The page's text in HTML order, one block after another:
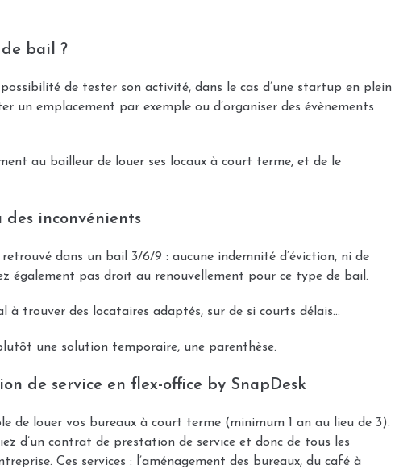
bail ?
de tester son activité, dans le cas d’une startup en plein
un emplacement par exemple ou d’organiser des évènements
au bailleur de louer ses locaux à court terme, et de le
inconvénients
dans un bail 3/6/9 : aucune indemnité d’éviction, ni de
également pas droit au renouvellement pour ce type de bail.
à trouver des locataires adaptés, sur de si courts délais…
une solution temporaire, une parenthèse.
de service en flex-office by SnapDesk
de louer vos bureaux à court terme (minimum 1 an au lieu de 3).
d’un contrat de prestation de service et donc de tous les
Ces services : l’aménagement des bureaux, du café à